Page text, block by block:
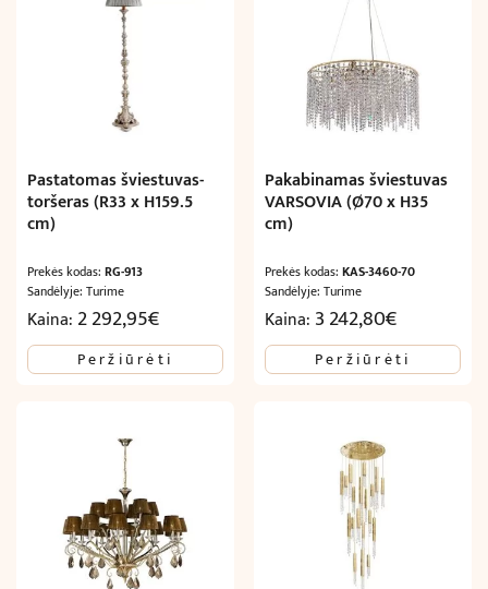
Pastatomas šviestuvas-
toršeras (R33 x H159.5
cm)
Prekės kodas: RG-913
Sandėlyje: Turime
Kaina: 2 292,95€
Peržiūrėti
Pakabinamas šviestuvas
VARSOVIA (Ø70 x H35
cm)
Prekės kodas:KAS-3460-70
Sandėlyje: Turime
Kaina: 3 242,80€
Peržiūrėti